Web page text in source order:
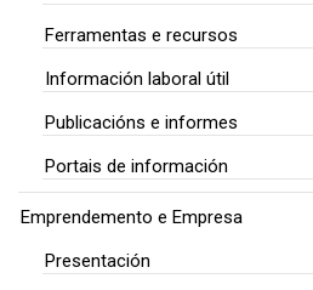
Ferramentas e recursos
Información laboral útil
Publicacións e informes
Portais de información
Emprendemento e Empresa
Presentación